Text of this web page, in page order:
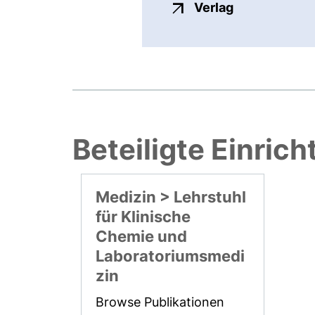
Verlagexterner
Beteiligte
Medizin > Lehrstuhl
für Klinische
Chemie und
Laboratoriumsmedi
zin
Browse Publikationen